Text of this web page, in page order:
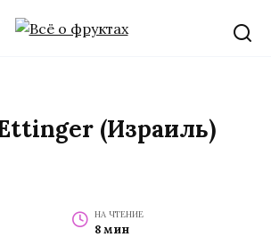
(Израиль)
НА ЧТЕНИЕ
8 мин